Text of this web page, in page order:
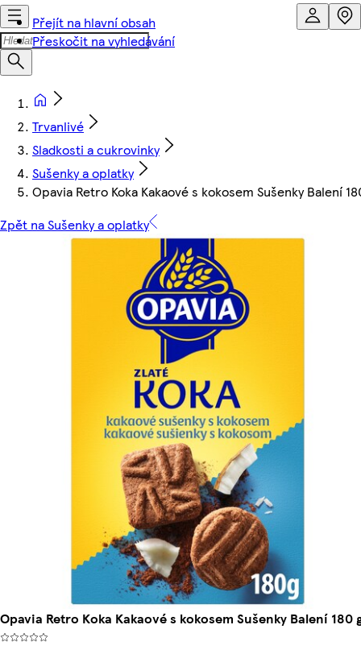
Přejít na hlavní obsah
Přeskočit na vyhledávání
Trvanlivé
Sladkosti a cukrovinky
Sušenky a oplatky
Opavia Retro Koka Kakaové s kokosem Sušenky Balení
Zpět na Sušenky a oplatky
Opavia Retro Koka Kakaové s kokosem Sušenky Balení 180